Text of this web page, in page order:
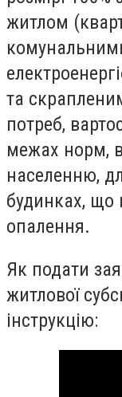
житлом
та
потреб,
межах норм,
населенню,
будинках, що
опалення.
Як подати
житлової
інструкцію: